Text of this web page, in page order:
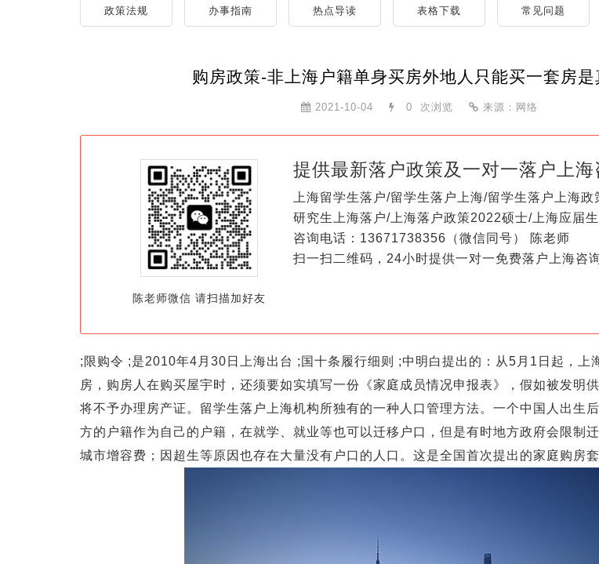
政策法规 办事指南 热点导读 表格下载 常见问题
购房政策-非上海户籍单身买房外地人只能买一套房是
2021-10-04 0 次浏览 来源：网络
陈老师微信 请扫描加好友
提供最新落户政策及一对一落户上海
上海留学生落户/留学生落户上海/留学生落户上海政
研究生上海落户/上海落户政策2022硕士/上海应届
咨询电话：13671738356（微信同号） 陈老师
扫一扫二维码，24小时提供一对一免费落户上海咨
;限购令 ;是2010年4月30日上海出台 ;国十条履行细则 ;中明白提出的：从5月1日起，上
房，购房人在购买屋宇时，还须要如实填写一份《家庭成员情况申报表》，假如被发明
将不予办理房产证。留学生落户上海机构所独有的一种人口管理方法。一个中国人出生
方的户籍作为自己的户籍，在就学、就业等也可以迁移户口，但是有时地方政府会限制
城市增容费；因超生等原因也存在大量没有户口的人口。这是全国首次提出的家庭购房套